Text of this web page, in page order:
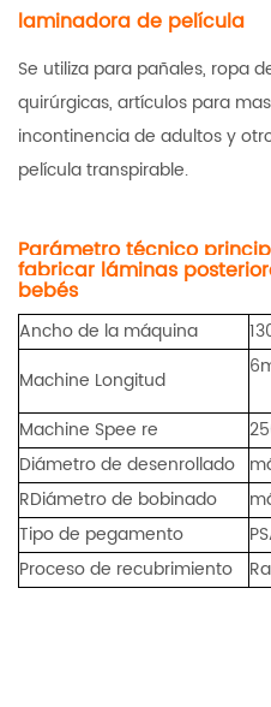
laminadora de película
Se utiliza para pañales, ropa
quirúrgicas, artículos para
incontinencia de adultos y
película transpirable.
Parámetro técnico
fabricar láminas
bebés
Ancho de la máquina
Machine Longitud
Machine Spee re
Diámetro de desenrollado
RDiámetro de bobinado
Tipo de pegamento
Proceso de recubrimiento